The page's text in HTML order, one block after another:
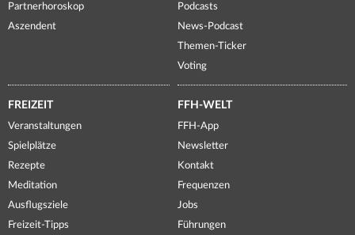
Partnerhoroskop
Aszendent
Podcasts
News-Podcast
Themen-Ticker
Voting
FREIZEIT
Veranstaltungen
Spielplätze
Rezepte
Meditation
Ausflugsziele
Freizeit-Tipps
FFH-WELT
FFH-App
Newsletter
Kontakt
Frequenzen
Jobs
Führungen